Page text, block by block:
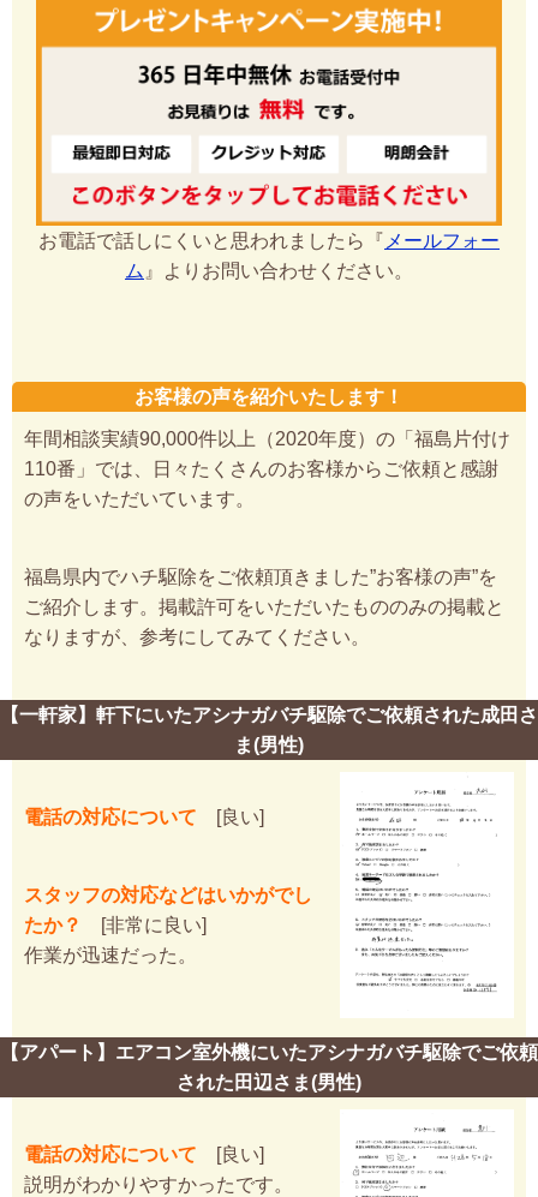
お電話で話しにくいと思われましたら『 メールフォー
ム 』よりお問い合わせください。
お客様の声を紹介いたします！
年間相談実績90,000件以上（2020年度）の「福島片付け
110番」では、日々たくさんのお客様からご依頼と感謝
の声をいただいています。
福島県内でハチ駆除をご依頼頂きました”お客様の声”を
ご紹介します。掲載許可をいただいたもののみの掲載と
なりますが、参考にしてみてください。
【一軒家】軒下にいたアシナガバチ駆除でご依頼された成田さ
ま(男性)
電話の対応について [良い]
スタッフの対応などはいかがでし
たか？
[非常に良い]
作業が迅速だった。
【アパート】エアコン室外機にいたアシナガバチ駆除でご依頼
された田辺さま(男性)
電話の対応について [良い]
説明がわかりやすかったです。